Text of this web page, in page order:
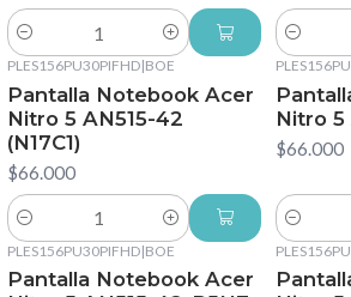
Cantidad Cantidad
PLES156PU30PIFHD|BOE
Pantalla Notebook Acer
Nitro 5 AN515-42
(N17C1)
$66.000
Cantidad
Nitro 5
$66.000
Cantidad
PLES156PU30PIFHD|BOE
Pantalla Notebook Acer